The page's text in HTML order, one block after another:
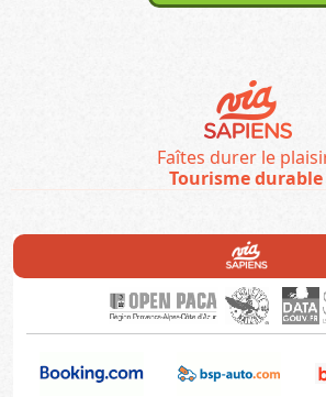
Faîtes durer le
Tourisme durable